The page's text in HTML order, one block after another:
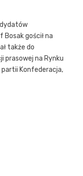
gościł na
także do
prasowej na Rynku
partii Konfederacja,